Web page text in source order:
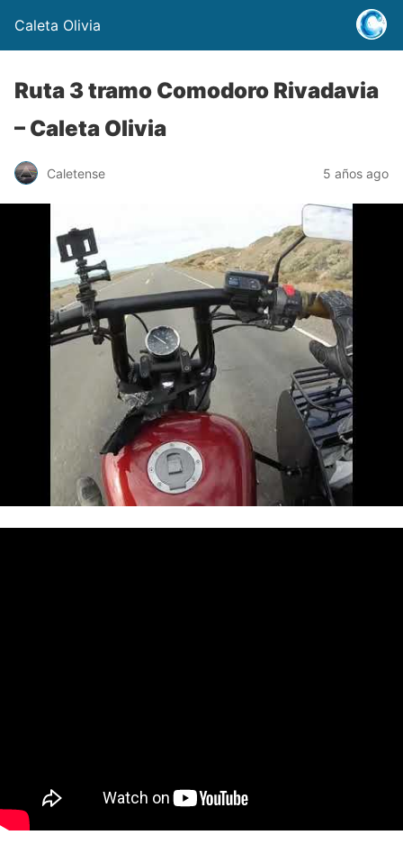
Caleta Olivia
Ruta 3 tramo Comodoro Rivadavia
– Caleta Olivia
Caletense 5 años ago